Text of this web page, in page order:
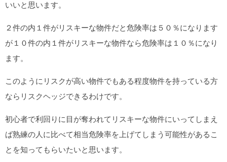
いいと思います。
２件の内１件がリスキーな物件だと危険率は５０％になります
が１０件の内１件がリスキーな物件なら危険率は１０％になり
ます。
このようにリスクが高い物件でもある程度物件を持っている方
ならリスクヘッジできるわけです。
初心者で利回りに目が奪われてリスキーな物件にいってしまえ
ば熟練の人に比べて相当危険率を上げてしまう可能性があるこ
とを知ってもらいたいと思います。